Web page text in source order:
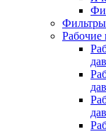
Рабочие